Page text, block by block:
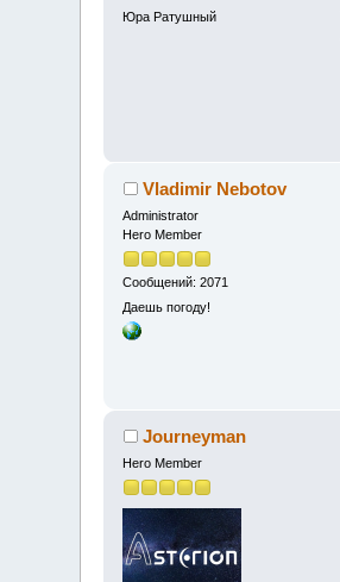
Юра Ратушный
Vladimir Nebotov
Administrator
Hero Member
Сообщений: 2071
Даешь погоду!
Journeyman
Hero Member